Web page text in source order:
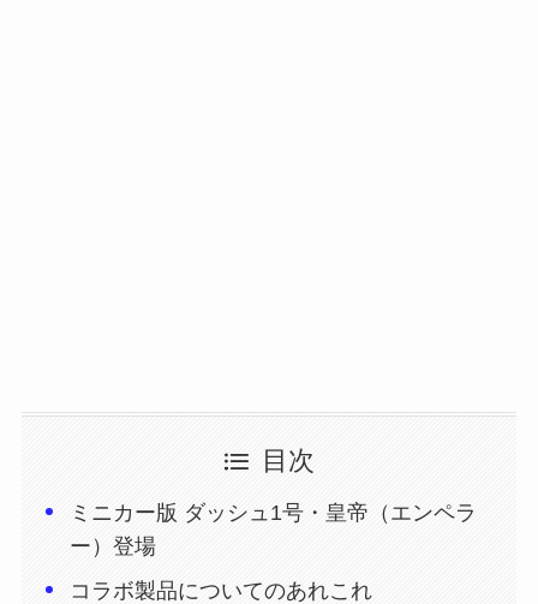
目次
ミニカー版 ダッシュ1号・皇帝（エンペラ
ー）登場
コラボ製品についてのあれこれ